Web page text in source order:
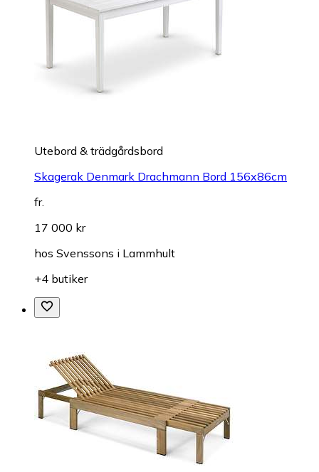
Utebord & trädgårdsbord
Skagerak Denmark Drachmann Bord 156x86cm
fr.
17 000 kr
hos Svenssons i Lammhult
+4 butiker